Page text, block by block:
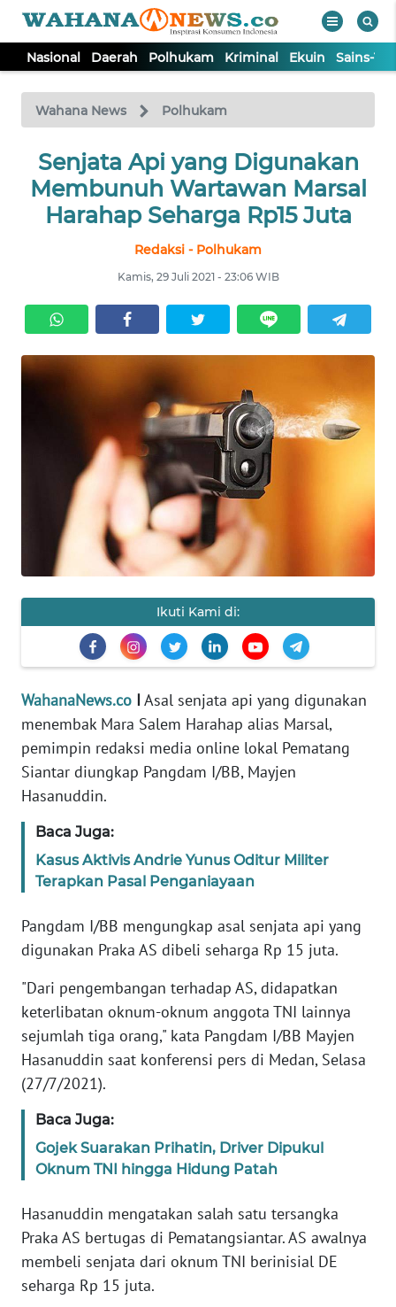
Nasional Daerah Polhukam Kriminal Ekuin Sains-
Wahana News Polhukam
Senjata Api yang Digunakan
Membunuh Wartawan Marsal
Harahap Seharga Rp15 Juta
Redaksi - Polhukam
Kamis, 29 Juli 2021 - 23:06 WIB
Ikuti Kami di:
WahanaNews.co IAsal senjata api yang digunakan
menembak Mara Salem Harahap alias Marsal,
pemimpin redaksi media online lokal Pematang
Siantar diungkap Pangdam I/BB, Mayjen
Hasanuddin.
Baca Juga:
Kasus Aktivis Andrie Yunus Oditur Militer
Terapkan Pasal Penganiayaan
Pangdam I/BB mengungkap asal senjata api yang
digunakan Praka AS dibeli seharga Rp 15 juta.
"Dari pengembangan terhadap AS, didapatkan
keterlibatan oknum-oknum anggota TNI lainnya
sejumlah tiga orang," kata Pangdam I/BB Mayjen
Hasanuddin saat konferensi pers di Medan, Selasa
(27/7/2021).
Baca Juga:
Gojek Suarakan Prihatin, Driver Dipukul
Oknum TNI hingga Hidung Patah
Hasanuddin mengatakan salah satu tersangka
Praka AS bertugas di Pematangsiantar. AS awalnya
membeli senjata dari oknum TNI berinisial DE
seharga Rp 15 juta.
TV
Tutup
NASIONAL
DAERAH
KRIMINAL
EKUIN
KESEHATAN
INTERNASIONAL
SERBA-SERBI
OLAHRAGA
OPINI
EDITORIAL
Informasi
INDEKS
BERITA
KAMI
IKLAN
TENTANG
KAMI
MEDIA
SIBER
KARIR
DISCLAIMER